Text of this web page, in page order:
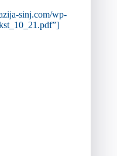
sinj.com/wp-